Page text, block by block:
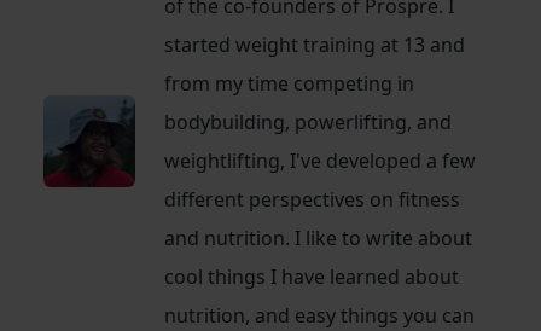
of the co-founders of Prospre. I
started weight training at 13 and
from my time competing in
bodybuilding, powerlifting, and
weightlifting, I've developed a few
different perspectives on fitness
and nutrition. I like to write about
cool things I have learned about
nutrition, and easy things you can